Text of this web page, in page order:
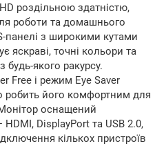
роздільною здатністю,
роботи та домашнього
панелі з широкими кутами
яскраві, точні кольори та
будь-якого ракурсу.
Free і режим Eye Saver
його комфортним для
оснащений
DisplayPort та USB 2.0,
кількох пристроїв